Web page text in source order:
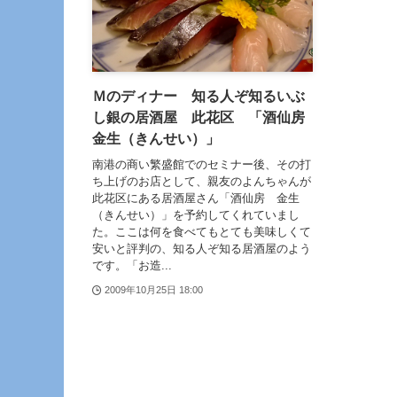
Ｍのディナー 知る人ぞ知るいぶ
し銀の居酒屋 此花区 「酒仙房
金生（きんせい）」
南港の商い繁盛館でのセミナー後、その打
ち上げのお店として、親友のよんちゃんが
此花区にある居酒屋さん「酒仙房 金生
（きんせい）」を予約してくれていまし
た。ここは何を食べてもとても美味しくて
安いと評判の、知る人ぞ知る居酒屋のよう
です。「お造...
2009年10月25日 18:00